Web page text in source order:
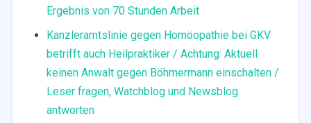
Ergebnis von 70 Stunden Arbeit
Kanzleramtslinie gegen Homöopathie bei GKV
betrifft auch Heilpraktiker / Achtung: Aktuell
keinen Anwalt gegen Böhmermann einschalten /
Leser fragen, Watchblog und Newsblog
antworten